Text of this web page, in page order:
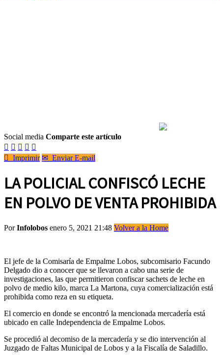
Social media Comparte este artículo
    
 Imprimir ✉ Enviar E-mail
LA POLICIAL CONFISCÓ LECHE
EN POLVO DE VENTA PROHIBIDA
PorInfolobos enero 5, 2021 21:48 Volver a la Home
El jefe de la Comisaría de Empalme Lobos, subcomisario Facundo
Delgado dio a conocer que se llevaron a cabo una serie de
investigaciones, las que permitieron confiscar sachets de leche en
polvo de medio kilo, marca La Martona, cuya comercialización está
prohibida como reza en su etiqueta.
El comercio en donde se encontró la mencionada mercadería está
ubicado en calle Independencia de Empalme Lobos.
Se procedió al decomiso de la mercadería y se dio intervención al
Juzgado de Faltas Municipal de Lobos y a la Fiscalía de Saladillo.